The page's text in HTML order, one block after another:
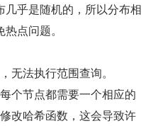
几乎是随机的，所以分布相
点问题。
无法执行范围查询。
个节点都需要一个相应的
改哈希函数，这会导致许